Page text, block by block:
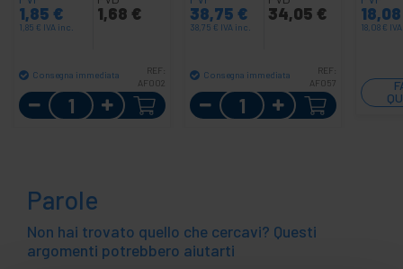
1,85 €
1,85 € IVA inc.
1,68 €
Consegna immediata
REF:
AF002
Quantità
38,75 €
38,75 € IVA inc.
34,05 €
Consegna immediata
REF:
AF057
Quantità
18,08 €
Parole
Non hai trovato quello che cercavi? Questi
argomenti potrebbero aiutarti